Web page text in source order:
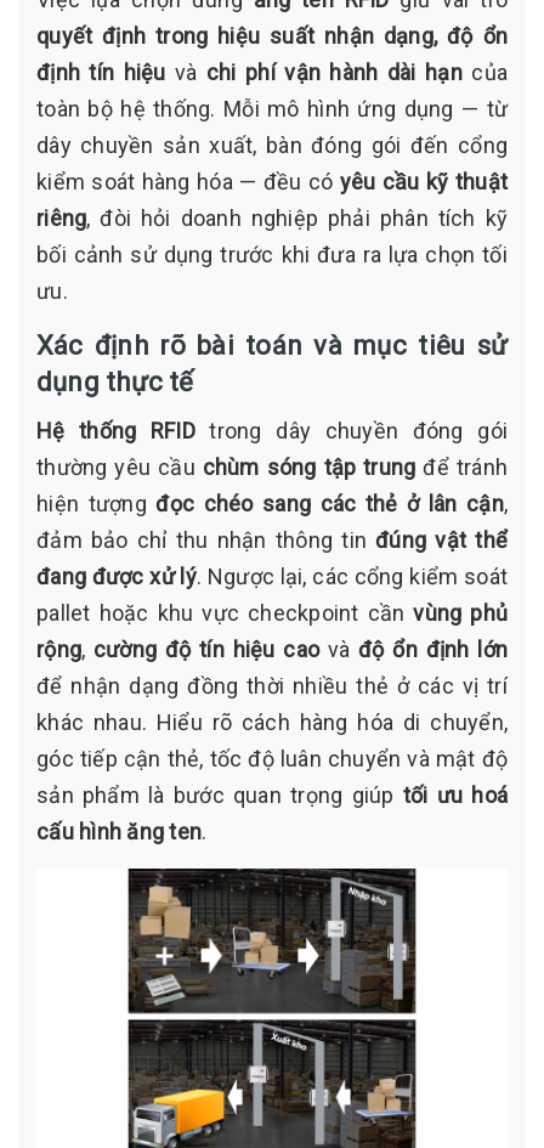
quyết định trong hiệu suất nhận dạng, độ ổn
định tín hiệu và chi phí vận hành dài hạncủa
toàn bộ hệ thống. Mỗi mô hình ứng dụng — từ
dây chuyền sản xuất, bàn đóng gói đến cổng
kiểm soát hàng hóa — đều có yêu cầu kỹ thuật
riêng, đòi hỏi doanh nghiệp phải phân tích kỹ
bối cảnh sử dụng trước khi đưa ra lựa chọn tối
ưu.
Xác định rõ bài toán và mục tiêu sử
dụng thực tế
Hệ thống RFIDtrong dây chuyền đóng gói
thường yêu cầu chùm sóng tập trung để tránh
hiện tượngđọc chéo sang các thẻ ở lân cận,
đảm bảo chỉ thu nhận thông tinđúng vật thể
đang được xử lý. Ngược lại, các cổng kiểm soát
pallet hoặc khu vực checkpoint cầnvùng phủ
rộng, cường độ tín hiệu caovàđộ ổn định lớn
để nhận dạng đồng thời nhiều thẻ ở các vị trí
khác nhau. Hiểu rõ cách hàng hóa di chuyển,
góc tiếp cận thẻ, tốc độ luân chuyển và mật độ
sản phẩm là bước quan trọng giúp tối ưu hoá
cấu hình ăng ten.